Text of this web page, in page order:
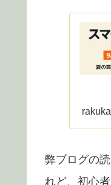
弊ブログの
れど、初心